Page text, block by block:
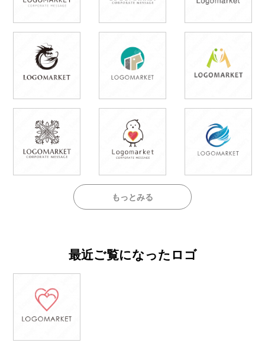
もっとみる
最近ご覧になったロゴ